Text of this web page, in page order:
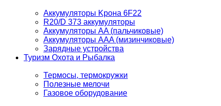
Аккумуляторы Kрона 6F22
R20/D 373 аккумуляторы
Аккумуляторы AA (пальчиковые)
Аккумуляторы AAA (мизинчиковые)
Зарядные устройства
Туризм Охота и Рыбалка
Термосы, термокружки
Полезные мелочи
Газовое оборудование